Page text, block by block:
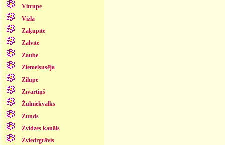
Vitrupe
Vizla
Zaķupīte
Zalvīte
Zaube
Ziemeļsusēja
Zilupe
Zīvārtiņš
Žulniekvalks
Zunds
Zvidzes kanāls
Zviedrgrāvis